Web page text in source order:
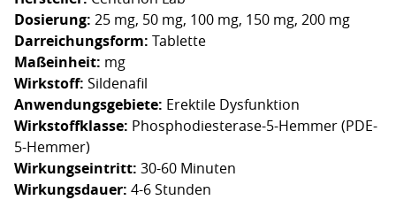
Dosierung: 25 mg, 50 mg, 100 mg, 150 mg, 200 mg
Darreichungsform: Tablette
Maßeinheit: mg
Wirkstoff: Sildenafil
Anwendungsgebiete: Erektile Dysfunktion
Wirkstoffklasse: Phosphodiesterase-5-Hemmer (PDE-
5-Hemmer)
Wirkungseintritt: 30-60 Minuten
Wirkungsdauer: 4-6 Stunden